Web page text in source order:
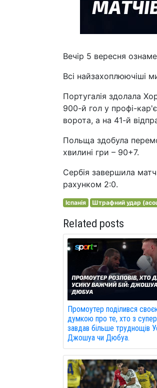
Вечір 5 вересня
Всі найзахоплюючіші
Португалія здолала
900-й гол у профі-
ворота, а на 41-й
Польща здобула
хвилині гри – 90+7.
Сербія завершила
рахунком 2:0.
Іспанія Штрафний удар
Related posts
Промоутер поділився
думкою про те, хто з
завдав більше труднощів
Джошуа чи Дюбуа.